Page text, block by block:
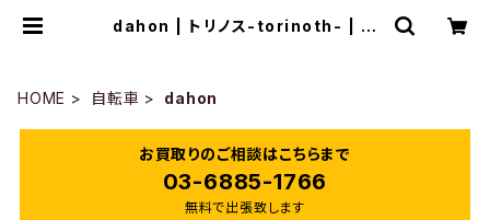
dahon | トリノス-torinoth- | 新
HOME
自転車 dahon
お買取りのご相談はこちらまで
03-6885-1766
無料で出張致します